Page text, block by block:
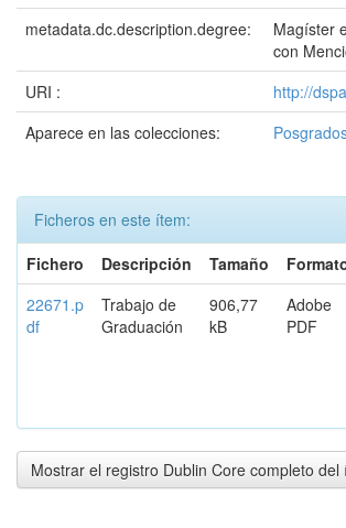
metadata.dc.description.degree:
Magíster
con
URI :
http://
Aparece en las colecciones:
Ficheros en este ítem:
Fichero
Descripción Tamaño
22671.p
df
Trabajo de
Graduación
906,77
kB
Adobe
PDF
Mostrar el registro Dublin Core completo del